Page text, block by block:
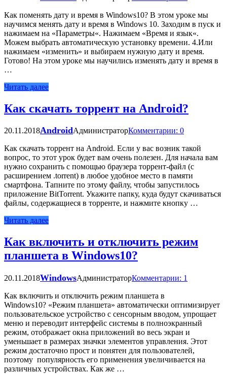
Как поменять дату и время в Windows10? В этом уроке мы
научимся менять дату и время в Windows 10. Заходим в пуск и
нажимаем на «Параметры«. Нажимаем «Время и язык«.
Можем выбрать автоматическую установку времени. 4.Или
нажимаем «изменить» и выбираем нужную дату и время.
Готово! На этом уроке мы научились изменять дату и время в
…
Читать далее
Как скачать торрент на Android?
20.11.2018AndroidАдминистраторКомментарии: 0
Как скачать торрент на Android. Если у вас возник такой
вопрос, то этот урок будет вам очень полезен. Для начала вам
нужно сохранить с помощью браузера торрент-файл (с
расширением .torrent) в любое удобное место в памяти
смартфона. Тапните по этому файлу, чтобы запустилось
приложение BitTorrent. Укажите папку, куда будут скачиваться
файлы, содержащиеся в торренте, и нажмите кнопку …
Читать далее
Как включить и отключить режим
планшета в Windows10?
20.11.2018WindowsАдминистраторКомментарии: 1
Как включить и отключить режим планшета в
Windows10? «Режим планшета» автоматически оптимизирует
пользовательское устройство с сенсорным вводом, упрощает
меню и переводит интерфейс системы в полноэкранный
режим, отображает окна приложений во весь экран и
уменьшает в размерах значки элементов управления. Этот
режим достаточно прост и понятен для пользователей,
поэтому популярность его применения увеличивается на
различных устройствах. Как же …